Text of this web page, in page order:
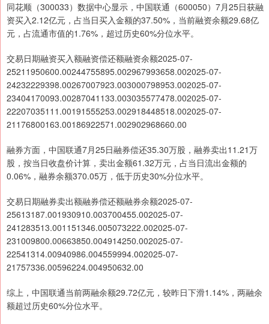
同花顺（300033）数据中心显示，中国联通（600050）7月25日获融
资买入2.12亿元，占当日买入金额的37.50%，当前融资余额29.68亿
元，占流通市值的1.76%，超过历史60%分位水平。
交易日期融资买入额融资偿还额融资余额2025-07-
25211950600.00244755895.002967993658.002025-07-
24232229398.00267007923.003000798953.002025-07-
23404170093.00287041133.003035577478.002025-07-
22207035111.00191555253.002918448518.002025-07-
21176800163.00186922571.002902968660.00
融券方面，中国联通7月25日融券偿还35.30万股，融券卖出11.21万
股，按当日收盘价计算，卖出金额61.32万元，占当日流出金额的
0.06%，融券余额370.05万，低于历史30%分位水平。
交易日期融券卖出额融券偿还额融券余额2025-07-
25613187.001930910.003700455.002025-07-
241283513.001151346.005073222.002025-07-
231009800.00663850.004914250.002025-07-
22541314.00940986.004559994.002025-07-
21757336.00596224.004950632.00
综上，中国联通当前两融余额29.72亿元，较昨日下滑1.14%，两融余
额超过历史60%分位水平。